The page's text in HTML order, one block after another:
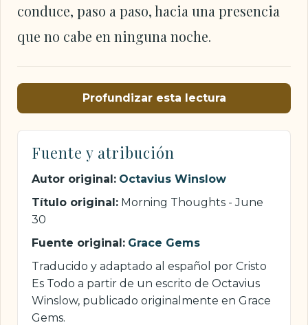
conduce, paso a paso, hacia una presencia
que no cabe en ninguna noche.
Profundizar esta lectura
Fuente y atribución
Autor original: Octavius Winslow
Título original: Morning Thoughts - June
30
Fuente original: Grace Gems
Traducido y adaptado al español por Cristo
Es Todo a partir de un escrito de Octavius
Winslow, publicado originalmente en Grace
Gems.